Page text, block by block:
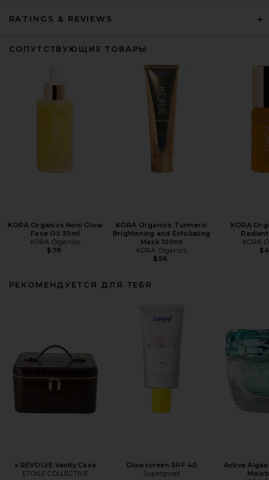
RATINGS & REVIEWS
СОПУТСТВУЮЩИЕ ТОВАРЫ
KORA Organics Noni Glow
Face Oil 30ml
KORA Organics
$78
KORA Organics Turmeric
Brightening and Exfoliating
Mask 100ml
KORA Organics
$56
KORA
KORA
РЕКОМЕНДУЕТСЯ ДЛЯ ТЕБЯ
x REVOLVE Vanity Case
ETOILE COLLECTIVE
Glowscreen SPF 40
Supergoop!
Active